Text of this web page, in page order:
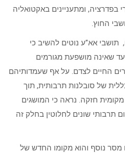
ומתעניינים באקטואליה
החוץ.
אא”ע נוטים להשיב כי
שאינה מושפעת מגורמים
החיים לצדם. על אף שעמדותיהם
של סובלנות תרבותית, תוך
חזקה. נראה כי המושגים
תרבותי שונים לחלוטין בחלק זה
מסר נוסף והוא מקומו החדש של